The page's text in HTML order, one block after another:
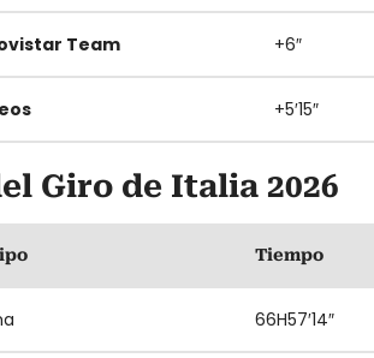
Team +6″
+5′15″
Giro de Italia 2026
Tiempo
66H57′14″